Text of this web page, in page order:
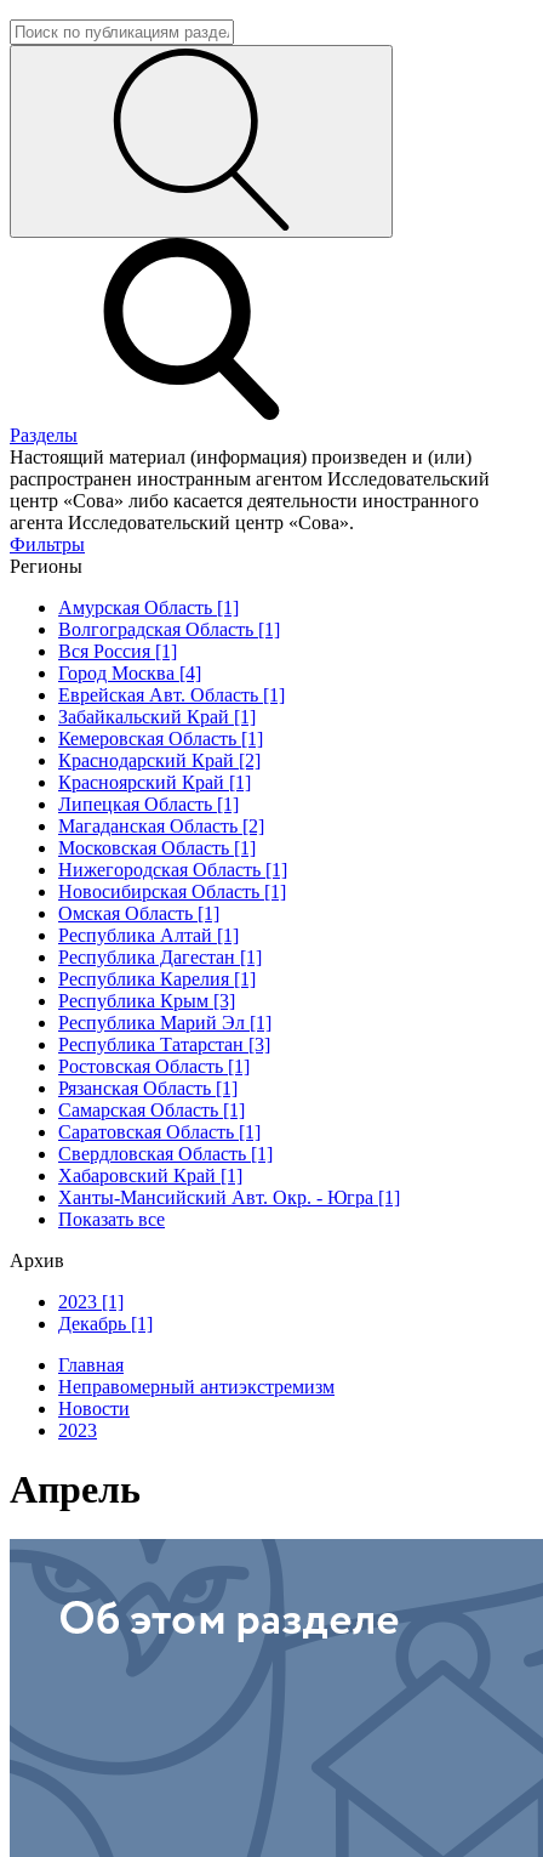
Разделы
Настоящий материал (информация) произведен и (или)
распространен иностранным агентом Исследовательский
центр «Сова» либо касается деятельности иностранного
агента Исследовательский центр «Сова».
Фильтры
Регионы
Амурская Область [1]
Волгоградская Область [1]
Вся Россия [1]
Город Москва [4]
Еврейская Авт. Область [1]
Забайкальский Край [1]
Кемеровская Область [1]
Краснодарский Край [2]
Красноярский Край [1]
Липецкая Область [1]
Магаданская Область [2]
Московская Область [1]
Нижегородская Область [1]
Новосибирская Область [1]
Омская Область [1]
Республика Алтай [1]
Республика Дагестан [1]
Республика Карелия [1]
Республика Крым [3]
Республика Марий Эл [1]
Республика Татарстан [3]
Ростовская Область [1]
Рязанская Область [1]
Самарская Область [1]
Саратовская Область [1]
Свердловская Область [1]
Хабаровский Край [1]
Ханты-Мансийский Авт. Окр. - Югра [1]
Показать все
Архив
2023 [1]
Декабрь [1]
Главная
Неправомерный антиэкстремизм
Новости
2023
Апрель